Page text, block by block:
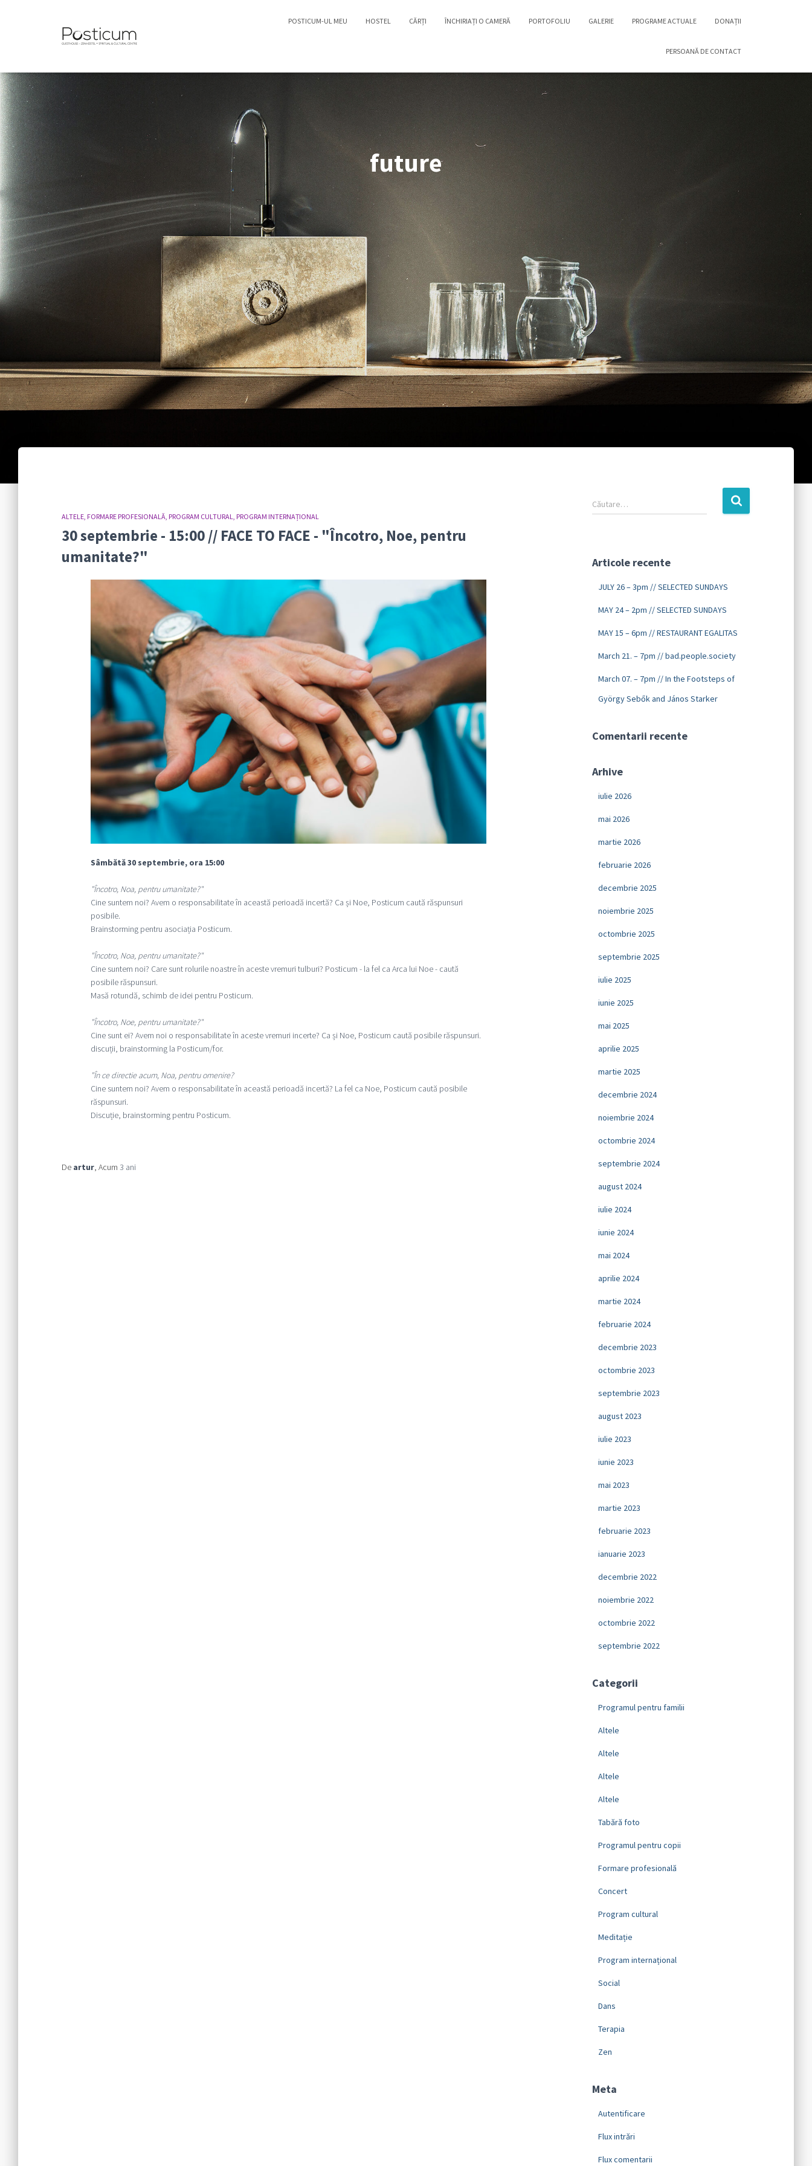
POSTICUM-UL MEU HOSTEL CĂRȚI ÎNCHIRIAȚI O CAMERĂ PORTOFOLIU GALERIE PROGRAME ACTUALE DONAȚII
PERSOANĂ DE CONTACT
future
ALTELE FORMARE PROFESIONALĂ PROGRAM CULTURAL PROGRAM INTERNAȚIONAL
30 septembrie - 15:00 // FACE TO FACE - "Încotro, Noe, pentru
umanitate?"
Sâmbătă 30 septembrie, ora 15:00
"Încotro, Noa, pentru umanitate?"
Cine suntem noi? Avem o responsabilitate în această perioadă incertă? Ca și Noe, Posticum caută răspunsuri
posibile.
Brainstorming pentru asociația Posticum.
"Încotro, Noa, pentru umanitate?"
Cine suntem noi? Care sunt rolurile noastre în aceste vremuri tulburi? Posticum - la fel ca Arca lui Noe - caută
posibile răspunsuri.
Masă rotundă, schimb de idei pentru Posticum.
"Încotro, Noe, pentru umanitate?"
Cine sunt ei? Avem noi o responsabilitate în aceste vremuri incerte? Ca și Noe, Posticum caută posibile răspunsuri.
discuții, brainstorming la Posticum/for.
"În ce directie acum, Noa, pentru omenire?
Cine suntem noi? Avem o responsabilitate în această perioadă incertă? La fel ca Noe, Posticum caută posibile
răspunsuri.
Discuție, brainstorming pentru Posticum.
De artur, Acum 3 ani
Căutare…
Articole recente
JULY 26 – 3pm // SELECTED SUNDAYS
MAY 24 – 2pm // SELECTED SUNDAYS
MAY 15 – 6pm // RESTAURANT EGALITAS
March 21. – 7pm // bad.people.society
March 07. – 7pm // In the Footsteps of
György Sebők and János Starker
Comentarii recente
Arhive
iulie 2026
mai 2026
martie 2026
februarie 2026
decembrie 2025
noiembrie 2025
octombrie 2025
septembrie 2025
iulie 2025
iunie 2025
mai 2025
aprilie 2025
martie 2025
decembrie 2024
noiembrie 2024
octombrie 2024
septembrie 2024
august 2024
iulie 2024
iunie 2024
mai 2024
aprilie 2024
martie 2024
februarie 2024
decembrie 2023
octombrie 2023
septembrie 2023
august 2023
iulie 2023
iunie 2023
mai 2023
martie 2023
februarie 2023
ianuarie 2023
decembrie 2022
noiembrie 2022
octombrie 2022
septembrie 2022
Categorii
Programul pentru familii
Altele
Altele
Altele
Altele
Tabără foto
Programul pentru copii
Formare profesională
Concert
Program cultural
Meditație
Program internațional
Social
Dans
Terapia
Zen
Meta
Autentificare
Flux intrări
Flux comentarii